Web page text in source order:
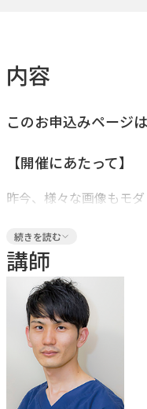
内容
このお申込みページ
【開催にあたって】
昨今、様々な画像もモ
無二であり、ときにCT
え捉えることができます
最大限に活かされる主
た、描出ができても着
気付けなければ診断に
予習動画では描出方法
て、どこのどのような
続きを読む
講師